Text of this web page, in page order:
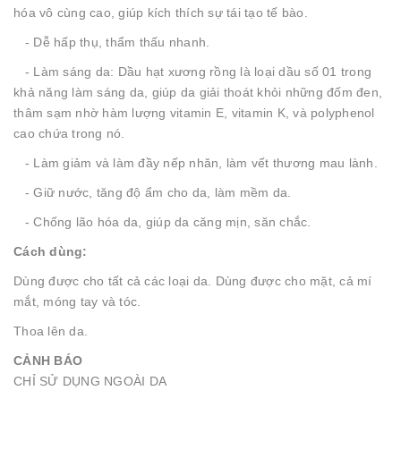
hóa vô cùng cao, giúp kích thích sự tái tạo tế bào.
- Dễ hấp thụ, thẩm thấu nhanh.
- Làm sáng da: Dầu hạt xương rồng là loại dầu số 01 trong
khả năng làm sáng da, giúp da giải thoát khỏi những đốm đen,
thâm sạm nhờ hàm lượng vitamin E, vitamin K, và polyphenol
cao chứa trong nó.
- Làm giảm và làm đầy nếp nhăn, làm vết thương mau lành.
- Giữ nước, tăng độ ẩm cho da, làm mềm da.
- Chống lão hóa da, giúp da căng mịn, săn chắc.
Cách dùng:
Dùng được cho tất cả các loại da. Dùng được cho mặt, cả mí
mắt, móng tay và tóc.
Thoa lên da.
CẢNH BÁO
CHỈ SỬ DỤNG NGOÀI DA